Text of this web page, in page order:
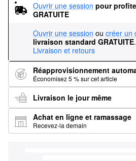
Ouvrir une session pour
GRATUITE
Ouvrir une session ou créer un
livraison standard GRATUITE.
Livraison et retours
Réapprovisionnement
Économisez 5 % sur cet article
Livraison le jour même
Achat en ligne et ramassage
Recevez-la demain